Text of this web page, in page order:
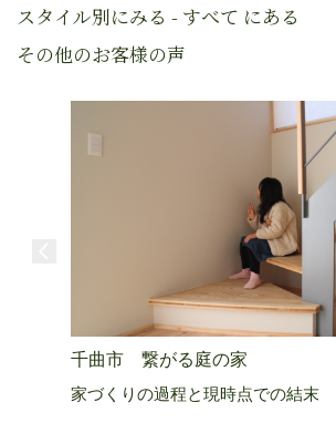
スタイル別にみる - すべて にある
その他のお客様の声
千曲市 繋がる庭の家
家づくりの過程と現時点での結末